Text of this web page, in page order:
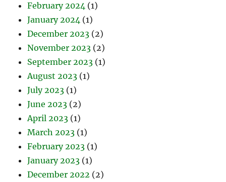
February 2024 (1)
January 2024 (1)
December 2023 (2)
November 2023 (2)
September 2023 (1)
August 2023 (1)
July 2023 (1)
June 2023 (2)
April 2023 (1)
March 2023 (1)
February 2023 (1)
January 2023 (1)
December 2022 (2)